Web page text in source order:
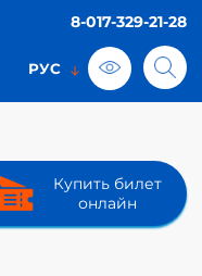
8-017-329-21-28
Купить билет
онлайн